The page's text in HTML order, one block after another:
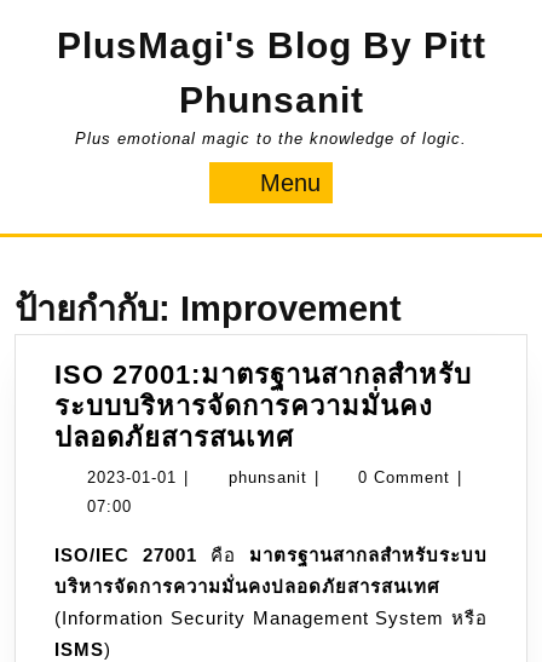
PlusMagi's Blog By Pitt
Phunsanit
Plus emotional magic to the knowledge of logic.
Menu
ป้ายกำกับ: Improvement
ISO 27001:มาตรฐานสากลสำหรับ
ระบบบริหารจัดการความมั่นคง
ปลอดภัยสารสนเทศISO
27001:มาตรฐาน
ระบบ
บริหาร
จัดการ
2023-01-01 2023- phunsanit phunsanit0 Comment
07:00
ISO/IEC 27001 คือ มาตรฐานสากลสำหรับระบบ
บริหารจัดการความมั่นคงปลอดภัยสารสนเทศ
(Information Security Management System หรือ
ISMS)